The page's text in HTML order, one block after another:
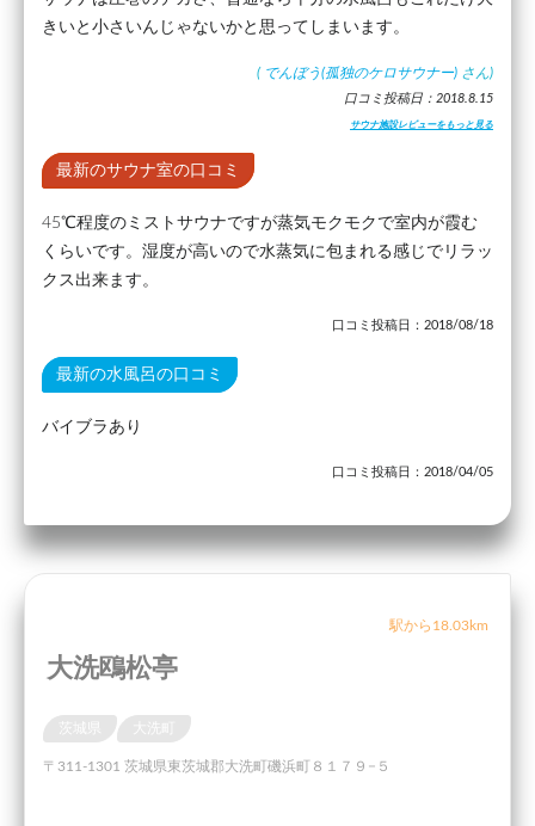
きいと小さいんじゃないかと思ってしまいます。
( でんぼう(孤独のケロサウナー) さん)
口コミ投稿日：2018.8.15
サウナ施設レビューをもっと見る
最新のサウナ室の口コミ
45℃程度のミストサウナですが蒸気モクモクで室内が霞む
くらいです。湿度が高いので水蒸気に包まれる感じでリラッ
クス出来ます。
口コミ投稿日：2018/08/18
最新の水風呂の口コミ
バイブラあり
口コミ投稿日：2018/04/05
駅から18.03km
大洗鴎松亭
〒311-1301 茨城県東茨城郡大洗町磯浜町８１７９−５